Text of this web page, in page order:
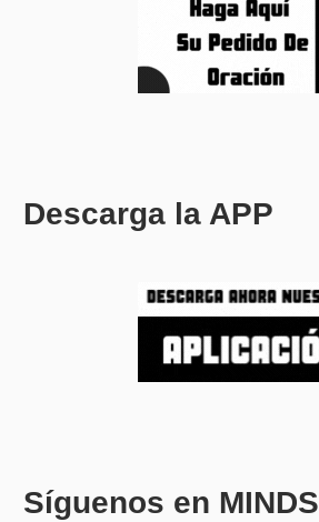
Descarga la APP
Síguenos en MINDS